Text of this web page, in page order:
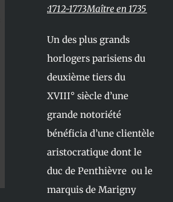
:1712-1773Maître en 1735
Un des plus grands
horlogers parisiens du
deuxième tiers du
XVIII° siècle d’une
grande notoriété
bénéficia d’une clientèle
aristocratique dont le
duc de Penthièvre ou le
marquis de Marigny